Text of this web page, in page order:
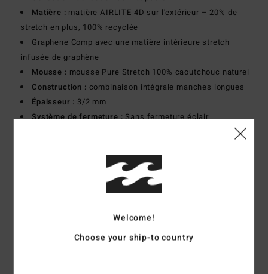
Matière : matière AIRLITE 4D sur l'extérieur – 20% de
stretch en plus, 100% recyclée
Graphene Comp avec une matière intérieure stretch
infusée de graphène
Mousse : mousse Pure Stretch 100% caoutchouc naturel
Construction : combinaison intégrale manches longues
Épaisseur : 3/2 mm
Système de fermeture :Sans fermeture éclair
100% polychloroprène
Traçabilité du produit (Loi Agec)
Welcome!
Choose your ship-to country